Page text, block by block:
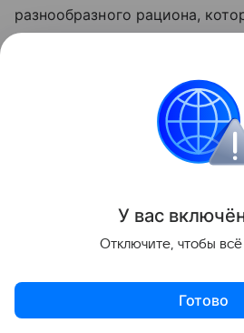
разнообразного рациона,
поддерживает кишечник,
рассказывалио том,
детстве напитки могут
У вас включ
Отключите, чтобы
Готово